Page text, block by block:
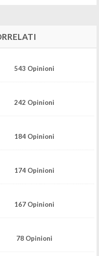
543 Opinioni
242 Opinioni
184 Opinioni
174 Opinioni
167 Opinioni
78 Opinioni